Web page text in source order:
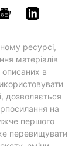
ресурсі,
матеріалів
в
дозволяється
на
першого
перевищувати